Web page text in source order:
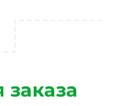
заказа